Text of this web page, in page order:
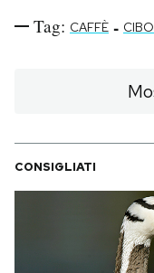
Tag: CAFFÈ - CIBO
CONSIGLIATI